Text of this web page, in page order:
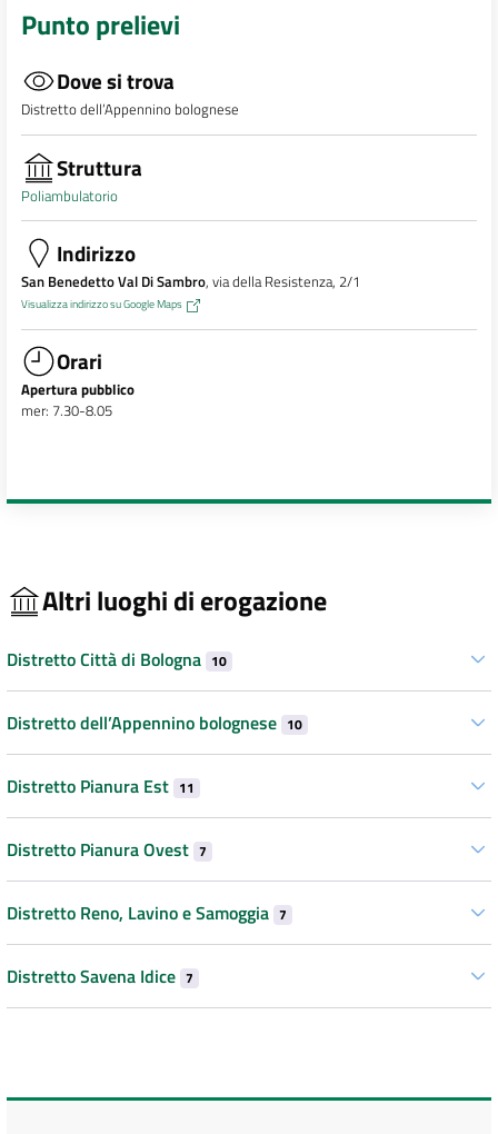
Punto prelievi
Dove si trova
Distretto dell’Appennino bolognese
Struttura
Poliambulatorio
Indirizzo
San Benedetto Val Di Sambro, via della Resistenza, 2/1
Visualizza indirizzo su Google Maps
Orari
Apertura pubblico
mer: 7.30-8.05
Altri luoghi di erogazione
Distretto Città di Bologna 10
Distretto dell’Appennino bolognese 10
Distretto Pianura Est 11
Distretto Pianura Ovest 7
Distretto Reno, Lavino e Samoggia 7
Distretto Savena Idice 7